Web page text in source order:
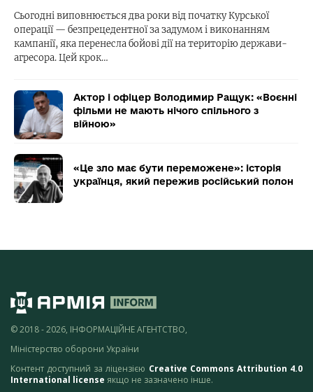
Сьогодні виповнюється два роки від початку Курської
операції — безпрецедентної за задумом і виконанням
кампанії, яка перенесла бойові дії на територію держави-
агресора. Цей крок…
Актор і офіцер Володимир Ращук: «Воєнні
фільми не мають нічого спільного з
війною»
«Це зло має бути переможене»: історія
українця, який пережив російський полон
© 2018 - 2026, ІНФОРМАЦІЙНЕ АГЕНТСТВО,
Міністерство оборони України
Контент доступний за ліцензією Creative Commons Attribution 4.0
International license якщо не зазначено інше.